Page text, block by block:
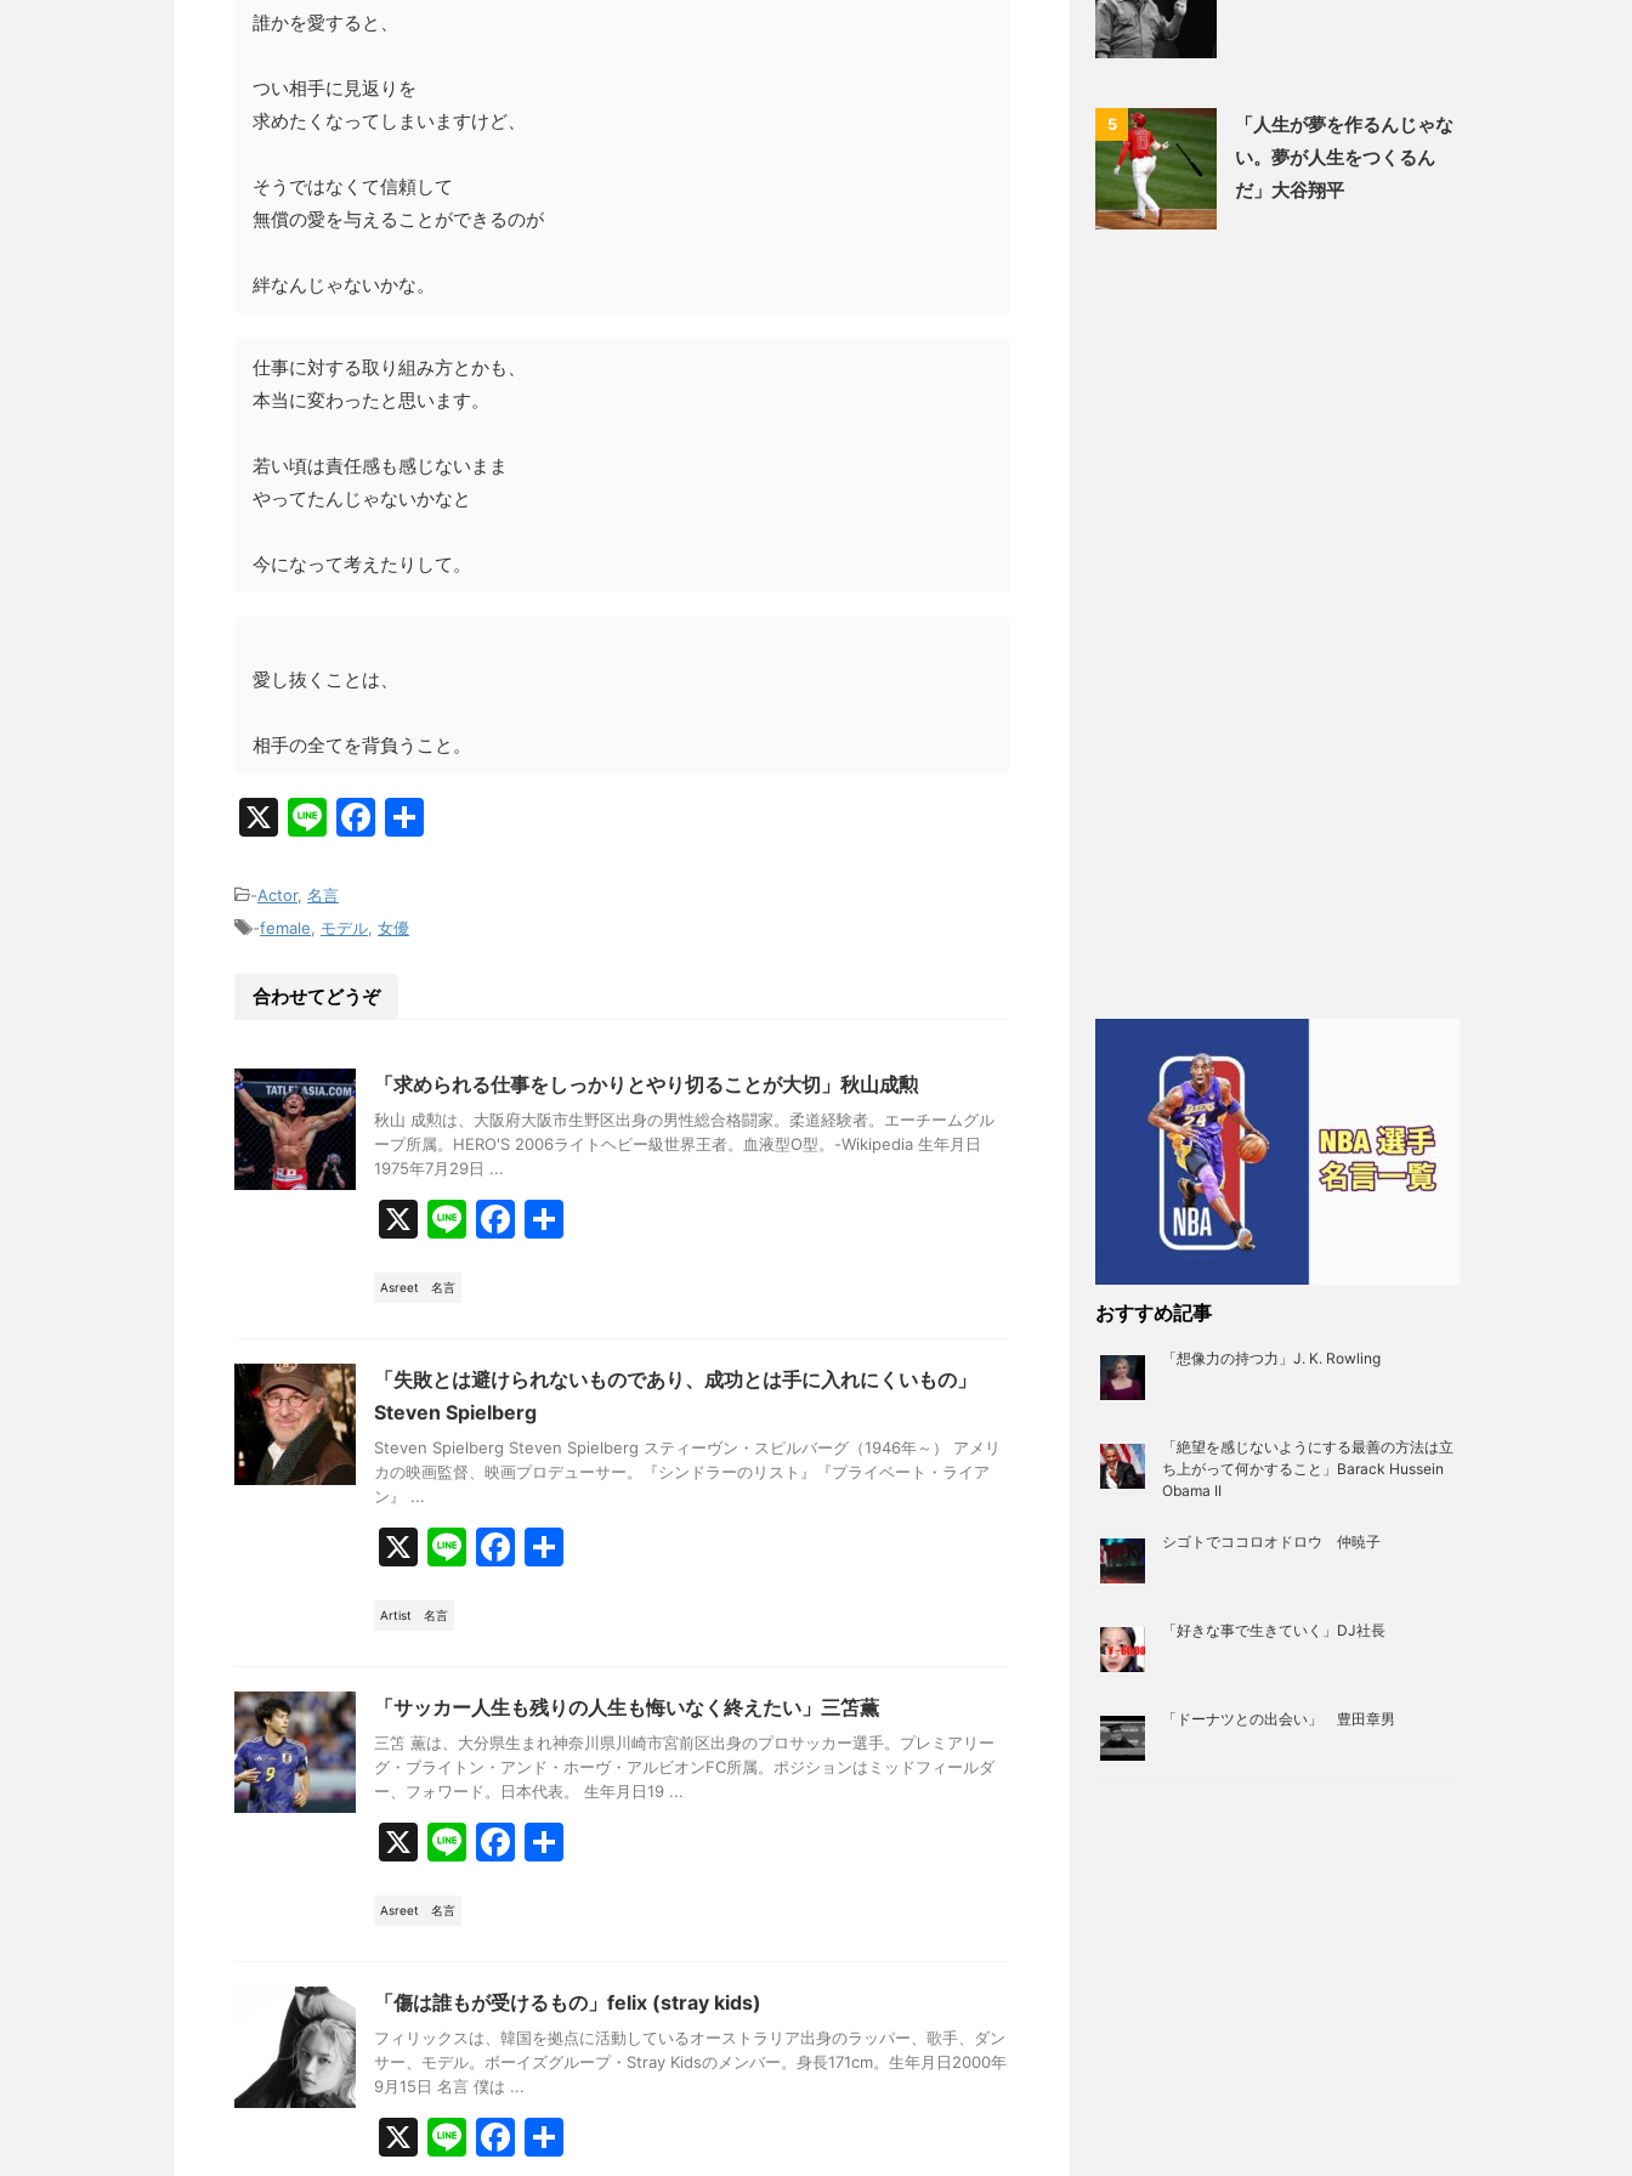
誰かを愛すると、
つい相手に見返りを
求めたくなってしまいますけど、
そうではなくて信頼して
無償の愛を与えることができるのが
絆なんじゃないかな。
仕事に対する取り組み方とかも、
本当に変わったと思います。
若い頃は責任感も感じないまま
やってたんじゃないかなと
今になって考えたりして。
愛し抜くことは、
相手の全てを背負うこと。
X
Li
e
F
e
o
k
-Actor, 名言
-female, モデル, 女優
合わせてどうぞ
「求められる仕事をしっかりとやり切ることが大切」秋山成勲
秋山 成勲は、大阪府大阪市生野区出身の男性総合格闘家。柔道経験者。エーチームグル
ープ所属。HERO'S 2006ライトヘビー級世界王者。血液型O型。-Wikipedia 生年月日
1975年7月29日 ...
X
Li F
b
o
o
k
Asreet 名言
「失敗とは避けられないものであり、成功とは手に入れにくいもの」
Steven Spielberg
Steven Spielberg Steven Spielberg スティーヴン・スピルバーグ（1946年～） アメリ
カの映画監督、映画プロデューサー。『シンドラーのリスト』『プライベート・ライア
ン』 ...
X
Li F
b
o
o
k
Artist 名言
「サッカー人生も残りの人生も悔いなく終えたい」三笘薫
三笘 薫は、大分県生まれ神奈川県川崎市宮前区出身のプロサッカー選手。プレミアリー
グ・ブライトン・アンド・ホーヴ・アルビオンFC所属。ポジションはミッドフィールダ
ー、フォワード。日本代表。 生年月日19 ...
X
Li F
b
o
o
k
Asreet 名言
「傷は誰もが受けるもの」felix (stray kids)
フィリックスは、韓国を拠点に活動しているオーストラリア出身のラッパー、歌手、ダン
サー、モデル。ボーイズグループ・Stray Kidsのメンバー。身長171cm。生年月日2000年
9月15日 名言 僕は ...
X
Li F
5
「人生が夢を作るんじゃな
い。夢が人生をつくるん
だ」大谷翔平
おすすめ記事
「想像力の持つ力」J. K. Rowling
「絶望を感じないようにする最善の方法は立
ち上がって何かすること」Barack Hussein
Obama II
シゴトでココロオドロウ 仲暁子
「好きな事で生きていく」DJ社長
「ドーナツとの出会い」 豊田章男